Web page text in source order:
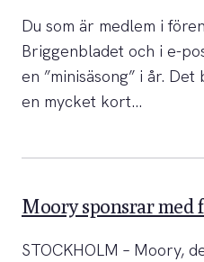
Du som är medlem i
Briggenbladet och i e-
en ”minisäsong” i år.
en mycket kort…
Moory sponsrar med
STOCKHOLM – Moory,